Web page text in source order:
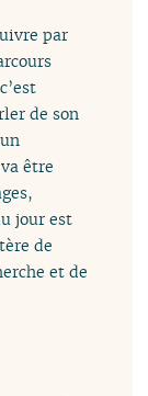
par
de son
être
jour est
de
et de